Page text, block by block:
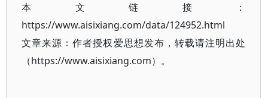
本文链接：
https://www.aisixiang.com/data/124952.html
文章来源：作者授权爱思想发布，转载请注明出处
（https://www.aisixiang.com）。